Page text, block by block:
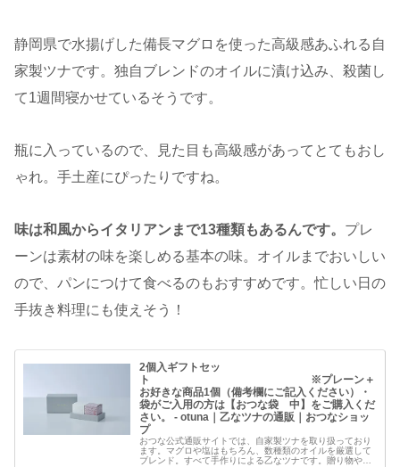
静岡県で水揚げした備長マグロを使った高級感あふれる自
家製ツナです。独自ブレンドのオイルに漬け込み、殺菌し
て1週間寝かせているそうです。
瓶に入っているので、見た目も高級感があってとてもおし
ゃれ。手土産にぴったりですね。
味は和風からイタリアンまで13種類もあるんです。 プレ
ーンは素材の味を楽しめる基本の味。オイルまでおいしい
ので、パンにつけて食べるのもおすすめです。忙しい日の
手抜き料理にも使えそう！
2個入ギフトセッ
ト ※プレーン＋
お好きな商品1個（備考欄にご記入ください）・
袋がご入用の方は【おつな袋 中】をご購入くだ
さい。 - otuna｜乙なツナの通販｜おつなショッ
プ
おつな公式通販サイトでは、自家製ツナを取り扱っており
ます。マグロや塩はもちろん、数種類のオイルを厳選して
ブレンド。すべて手作りによる乙なツナです。贈り物やギ